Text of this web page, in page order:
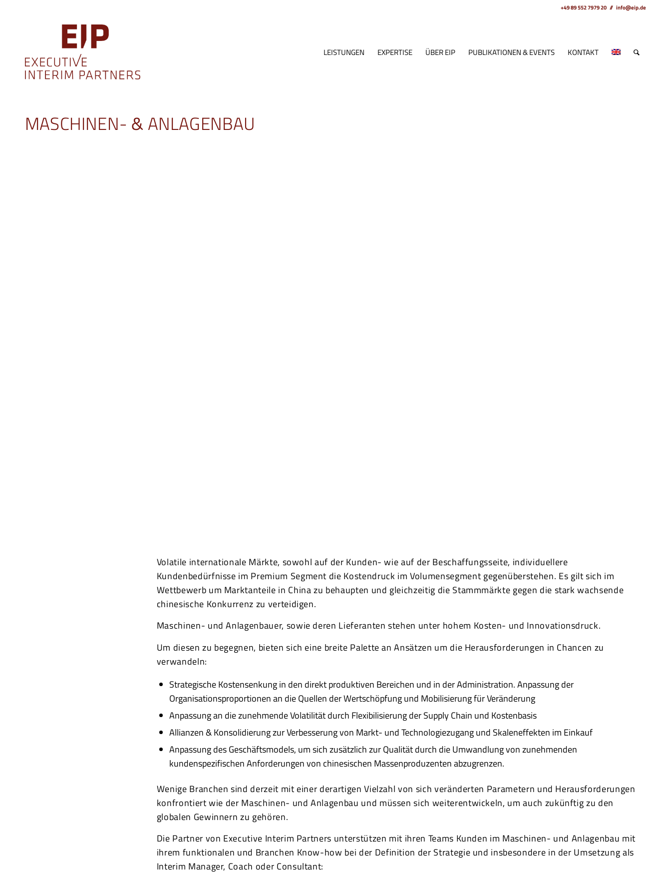
+49 89 552 7979 20 // info@eip.de
LEISTUNGEN EXPERTISE ÜBER EIP PUBLIKATIONEN & EVENTS KONTAKT
MASCHINEN- &ANLAGENBAU
Volatile internationale Märkte, sowohl auf der Kunden- wie auf der Beschaffungsseite, individuellere
Kundenbedürfnisse im Premium Segment die Kostendruck im Volumensegment gegenüberstehen. Es gilt sich im
Wettbewerb um Marktanteile in China zu behaupten und gleichzeitig die Stammmärkte gegen die stark wachsende
chinesische Konkurrenz zu verteidigen.
Maschinen- und Anlagenbauer, sowie deren Lieferanten stehen unter hohem Kosten- und Innovationsdruck.
Um diesen zu begegnen, bieten sich eine breite Palette an Ansätzen um die Herausforderungen in Chancen zu
verwandeln:
Strategische Kostensenkung in den direkt produktiven Bereichen und in der Administration. Anpassung der
Organisationsproportionen an die Quellen der Wertschöpfung und Mobilisierung für Veränderung
Anpassung an die zunehmende Volatilität durch Flexibilisierung der Supply Chain und Kostenbasis
Allianzen & Konsolidierung zur Verbesserung von Markt- und Technologiezugang und Skaleneffekten im Einkauf
Anpassung des Geschäftsmodels, um sich zusätzlich zur Qualität durch die Umwandlung von zunehmenden
kundenspezifischen Anforderungen von chinesischen Massenproduzenten abzugrenzen.
Wenige Branchen sind derzeit mit einer derartigen Vielzahl von sich veränderten Parametern und Herausforderungen
konfrontiert wie der Maschinen- und Anlagenbau und müssen sich weiterentwickeln, um auch zukünftig zu den
globalen Gewinnern zu gehören.
Die Partner von Executive Interim Partners unterstützen mit ihren Teams Kunden im Maschinen- und Anlagenbau mit
ihrem funktionalen und Branchen Know-how bei der Definition der Strategie und insbesondere in der Umsetzung als
Interim Manager, Coach oder Consultant: